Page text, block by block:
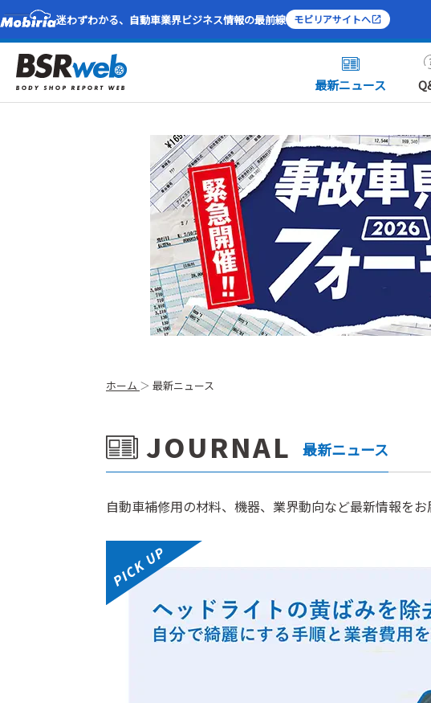
迷わずわかる、自動車業界ビジネス情報の最前線 モビリアサイトへ
最新ニュース
ホーム 最新ニュース
JOURNAL 最新ニュース
⾃動⾞補修⽤の材料、機器、業界動向など最新情報をお